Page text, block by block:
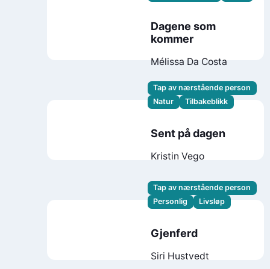
Dagene som
kommer
Mélissa Da Costa
Tap av nærstående person
Natur
Tilbakeblikk
Sent på dagen
Kristin Vego
Tap av nærstående person
Personlig
Livsløp
Gjenferd
Siri Hustvedt